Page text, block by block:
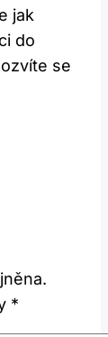
jak
do
se
*